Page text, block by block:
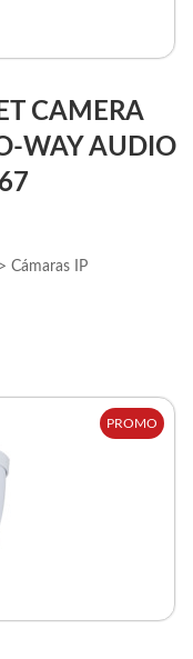
CAMERA
WAY AUDIO
Cámaras IP
PROMO